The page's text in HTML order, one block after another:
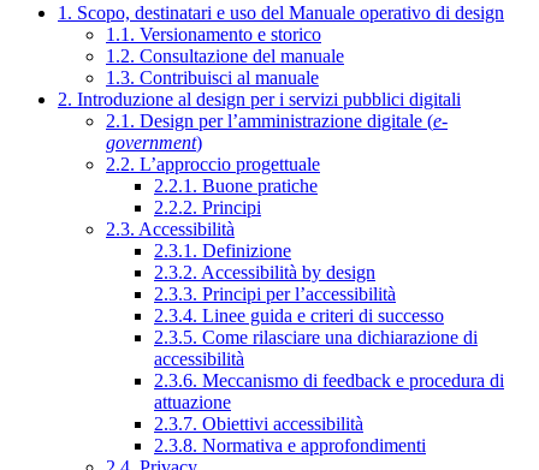
1. Scopo, destinatari e uso del Manuale operativo di design
1.1. Versionamento e storico
1.2. Consultazione del manuale
1.3. Contribuisci al manuale
2. Introduzione al design per i servizi pubblici digitali
2.1. Design per l’amministrazione digitale (e-
government)
2.2. L’approccio progettuale
2.2.1. Buone pratiche
2.2.2. Principi
2.3. Accessibilità
2.3.1. Definizione
2.3.2. Accessibilità by design
2.3.3. Principi per l’accessibilità
2.3.4. Linee guida e criteri di successo
2.3.5. Come rilasciare una dichiarazione di
accessibilità
2.3.6. Meccanismo di feedback e procedura di
attuazione
2.3.7. Obiettivi accessibilità
2.3.8. Normativa e approfondimenti